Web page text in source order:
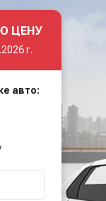
ЦЕНУ
г.
авто: